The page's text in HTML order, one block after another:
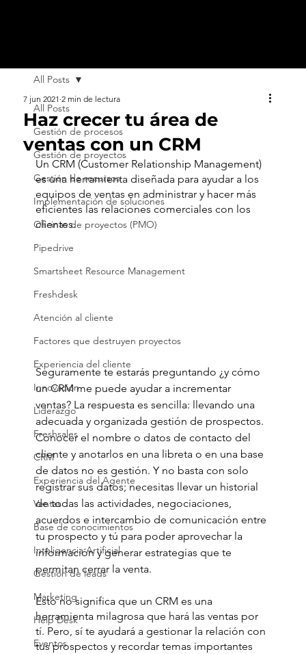
All Posts
Gestión de procesos
Gestión de proyectos
Gestión de recursos
Implementación de soluciones
Oficinas de proyectos (PMO)
Pipedrive
Smartsheet Resource Management
Freshdesk
Atención al cliente
Factores que destruyen proyectos
Experiencia del cliente
Innovación
Liderazgo
Freshsales
CRM
Experiencia del Agente
Ventas
Base de conocimientos
Inteligencia Artificial
Gestión de leads
Marketing
Help Desk
Eventos
All Posts
Haz crecer tu área de
ventas con un CRM
7 jun 2021 2 min de lectura
Un CRM (Customer Relationship Management)
es una herramienta diseñada para ayudar a los
equipos de ventas en administrar y hacer más
eficientes las relaciones comerciales con los
clientes.
Seguramente te estarás preguntando ¿y cómo
un CRM me puede ayudar a incrementar
ventas? La respuesta es sencilla: llevando una
adecuada y organizada gestión de prospectos.
Conocer el nombre o datos de contacto del
cliente y anotarlos en una libreta o en una base
de datos no es gestión. Y no basta con solo
registrar sus datos; necesitas llevar un historial
de todas las actividades, negociaciones,
acuerdos e intercambio de comunicación entre
tu prospecto y tú para poder aprovechar la
información y generar estrategias que te
permitan cerrar la venta.
Esto no significa que un CRM es una
herramienta milagrosa que hará las ventas por
tí. Pero, sí te ayudará a gestionar la relación con
tus prospectos y recordar temas importantes